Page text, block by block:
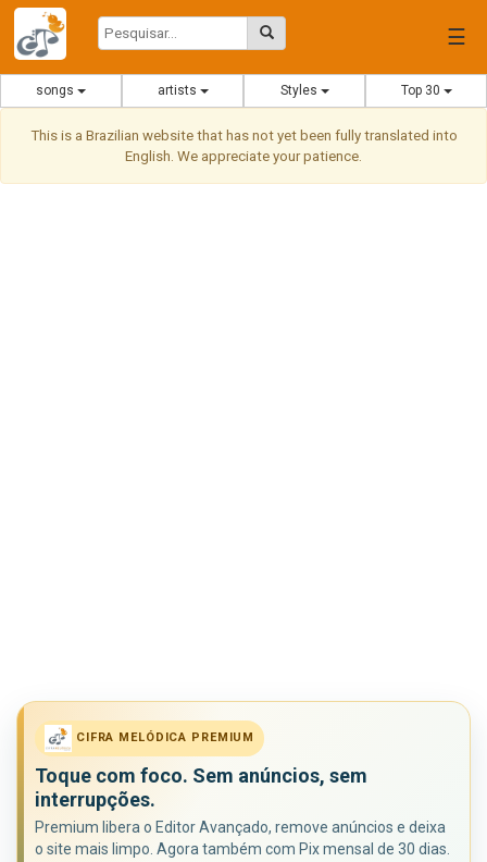
☰
songs artists Styles Top 30
This is a Brazilian website that has not yet been fully translated into
English. We appreciate your patience.
CIFRA MELÓDICA PREMIUM
Toque com foco. Sem anúncios, sem
interrupções.
Premium libera o Editor Avançado, remove anúncios e deixa
o site mais limpo. Agora também com Pix mensal de 30 dias.